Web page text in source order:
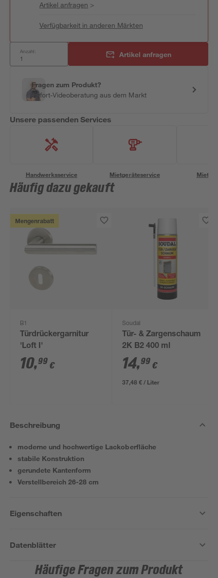
Artikel anfragen >
Verfügbarkeit in anderen Märkten
Anzahl: Artikel anfragen
Fragen zum Produkt?
Sofort-Videoberatung aus dem Markt
Unsere passenden Services
Handwerksservice Mietgeräteservice
Häufig dazu gekauft
Mengenrabatt
B1
Türdrückergarnitur
'Loft I'
10,99 €
Soudal
Tür- & Zargenschaum
2K B2 400 ml
14,99 €
37,48 € / Liter
Beschreibung
moderne und hochwertige Lackoberfläche
stabile Konstruktion
gerundete Kantenform
Verstellbereich 26-28 cm
Eigenschaften
Datenblätter
Häufige Fragen zum Produkt